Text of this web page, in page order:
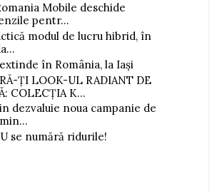
Mobile deschide
pentr...
modul de lucru hibrid, în
în România, la Iași
ȚI LOOK-UL RADIANT DE
COLECȚIA K...
dezvaluie noua campanie de
se numără ridurile!